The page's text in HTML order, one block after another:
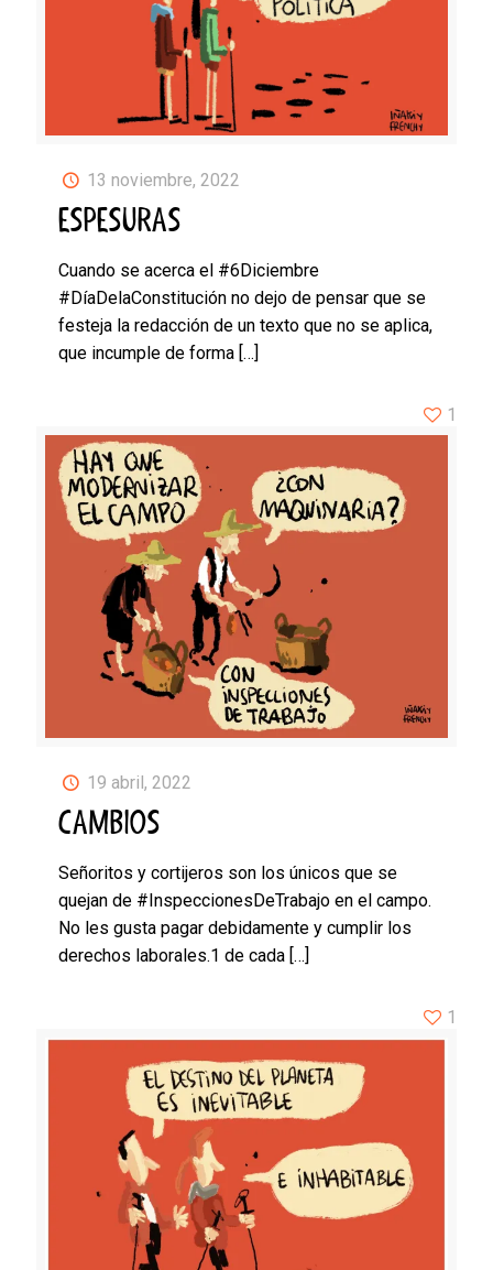
13 noviembre, 2022
ESPESURAS
Cuando se acerca el #6Diciembre
#DíaDelaConstitución no dejo de pensar que se
festeja la redacción de un texto que no se aplica,
que incumple de forma […]
19 abril, 2022
CAMBIOS
Señoritos y cortijeros son los únicos que se
quejan de #InspeccionesDeTrabajo en el campo.
No les gusta pagar debidamente y cumplir los
derechos laborales.1 de cada […]
1
1